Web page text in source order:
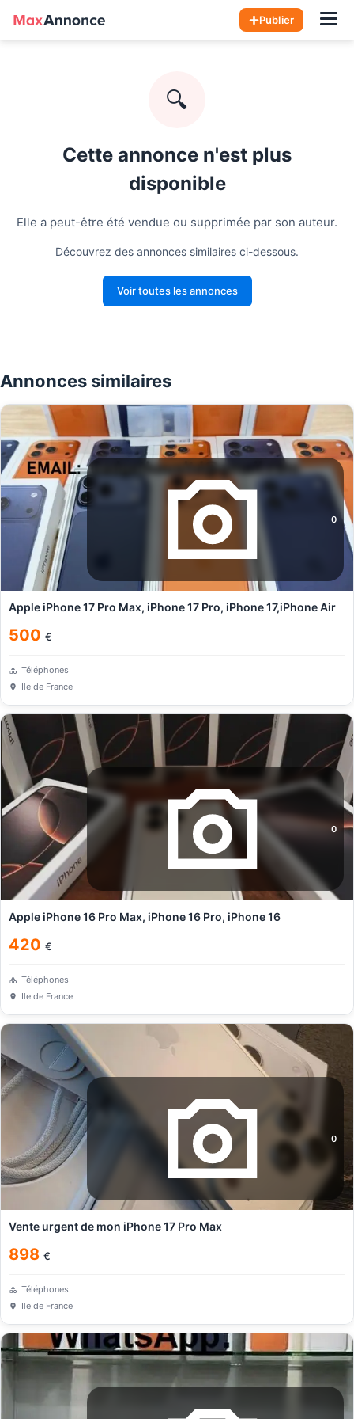
Publier
🔍
Cette annonce n'est plus
disponible
Elle a peut-être été vendue ou supprimée par son auteur.
Découvrez des annonces similaires ci-dessous.
Voir toutes les annonces
Annonces similaires
0
Apple iPhone 17 Pro Max, iPhone 17 Pro, iPhone 17,iPhone Air
500 €
Téléphones
Ile de France
0
Apple iPhone 16 Pro Max, iPhone 16 Pro, iPhone 16
420 €
Téléphones
Ile de France
0
Vente urgent de mon iPhone 17 Pro Max
898 €
Téléphones
Ile de France